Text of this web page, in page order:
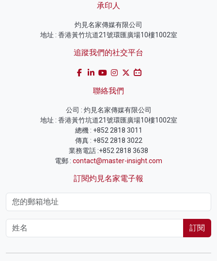
承印人
灼見名家傳媒有限公司
地址 : 香港黃竹坑道21號環匯廣場10樓1002室
追蹤我們的社交平台
聯絡我們
公司 : 灼見名家傳媒有限公司
地址 : 香港黃竹坑道21號環匯廣場10樓1002室
總機 : +852 2818 3011
傳真 : +852 2818 3022
業務電話 :+852 2818 3638
電郵 : contact@master-insight.com
訂閱灼見名家電子報
訂閱